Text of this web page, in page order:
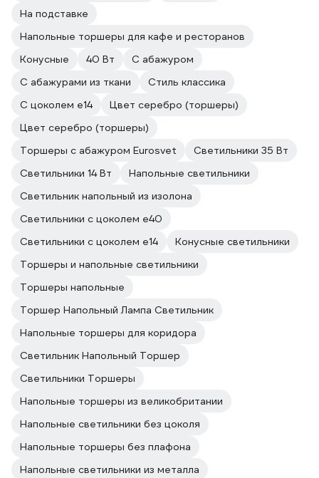
На подставке
Напольные торшеры для кафе и ресторанов
Конусные
40 Вт
С абажуром
С абажурами из ткани
Стиль классика
С цоколем e14
Цвет серебро (торшеры)
Цвет серебро (торшеры)
Торшеры с абажуром Eurosvet
Светильники 35 Вт
Светильники 14 Вт
Напольные светильники
Светильник напольный из изолона
Светильники с цоколем e40
Светильники с цоколем e14
Конусные светильники
Торшеры и напольные светильники
Торшеры напольные
Торшер Напольный Лампа Светильник
Напольные торшеры для коридора
Светильник Напольный Торшер
Светильники Торшеры
Напольные торшеры из великобритании
Напольные светильники без цоколя
Напольные торшеры без плафона
Напольные светильники из металла